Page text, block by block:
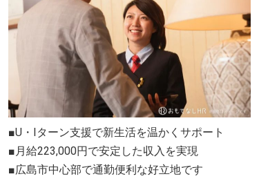
■U・Iターン支援で新生活を温かくサポート
■月給223,000円で安定した収入を実現
■広島市中心部で通勤便利な好立地です